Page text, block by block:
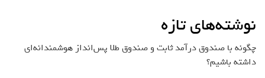
نوشته‌های تازه
چگونه با صندوق درآمد ثابت و صندوق طلا پس‌انداز هوشمندانه‌ای
داشته باشیم؟